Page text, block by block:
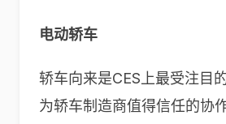
电动轿车
轿车向来是CES上最受注目
为轿车制造商值得信任的协